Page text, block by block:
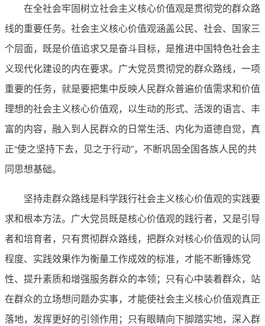
在全社会牢固树立社会主义核心价值观是贯彻党的群众路
线的重要任务。社会主义核心价值观涵盖公民、社会、国家三
个层面，既是价值追求又是奋斗目标，是推进中国特色社会主
义现代化建设的内在要求。广大党员贯彻党的群众路线，一项
重要的任务，就是要把集中反映人民群众普遍价值需求和价值
理想的社会主义核心价值观，以生动的形式、活泼的语言、丰
富的内容，融入到人民群众的日常生活、内化为道德自觉，真
正“使之坚持下去，见之于行动”，不断巩固全国各族人民的共
同思想基础。
坚持走群众路线是科学践行社会主义核心价值观的实践要
求和根本方法。广大党员既是核心价值观的践行者，又是引导
者和培育者，只有贯彻群众路线，把群众对核心价值观的认同
程度、实践效果作为衡量工作成效的标准，才能不断锤炼党
性、提升素质和增强服务群众的本领；只有心中装着群众，站
在群众的立场想问题办实事，才能使社会主义核心价值观真正
落地，发挥更好的引领作用；只有眼睛向下脚踏实地，深入群